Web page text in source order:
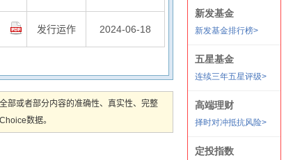
发行运作 2024-06-18
部或者部分内容的准确性、真实性、完整
数据。